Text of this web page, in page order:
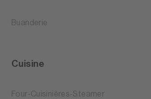
Buanderie
Cuisine
Four-Cuisinières-Steamer